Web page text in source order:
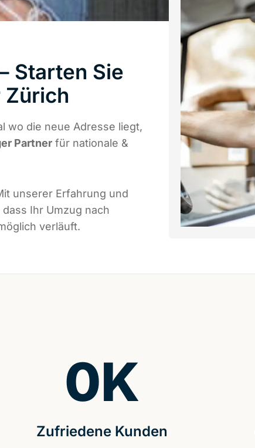
Starten Sie
Zürich
wo die neue Adresse liegt,
Partner für nationale &
unserer Erfahrung und
Ihr Umzug nach
verläuft.
Zufriedene Kunden
0K